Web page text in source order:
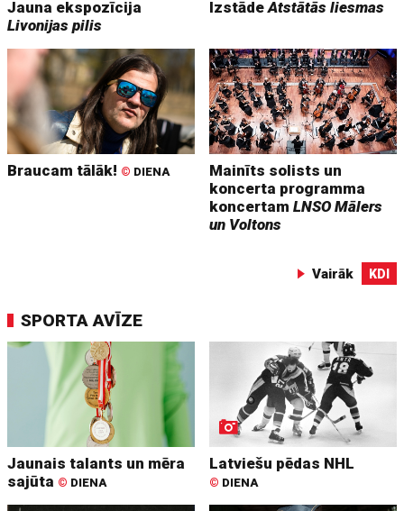
Jauna ekspozīcija
Livonijas pilis
IzstādeAtstātās liesmas
Braucam tālāk! © DIENA
Mainīts solists un
koncerta programma
koncertamLNSO Mālers
un Voltons
Vairāk KDI
SPORTA AVĪZE
Jaunais talants un mēra
sajūta © DIENA
Latviešu pēdas NHL
© DIENA